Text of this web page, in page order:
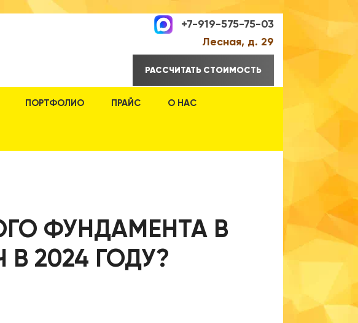
+7-919-575-75-03
Лесная, д. 29
РАССЧИТАТЬ СТОИМОСТЬ
ПОРТФОЛИО ПРАЙС О НАС
ФУНДАМЕНТА В
2024 ГОДУ?